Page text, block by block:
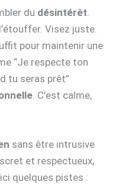
du désintérêt
Visez juste.
pour maintenir une
“Je respecte ton
tu seras prêt”
. C’est calme,
sans être intrusive
et respectueux,
quelques pistes :